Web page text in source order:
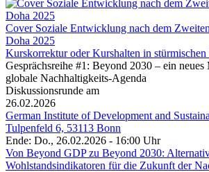
Cover Soziale Entwicklung nach dem
Doha 2025
Kurskorrektur oder Kurshalten in stürmischen
Gesprächsreihe #1: Beyond 2030 – ein
globale Nachhaltigkeits-Agenda
Diskussionsrunde am
26.02.2026
German Institute of Development and
Tulpenfeld 6, 53113 Bonn
Ende: Do., 26.02.2026 - 16:00 Uhr
Von Beyond GDP zu Beyond 2030:
Wohlstandsindikatoren für die Zukunft der